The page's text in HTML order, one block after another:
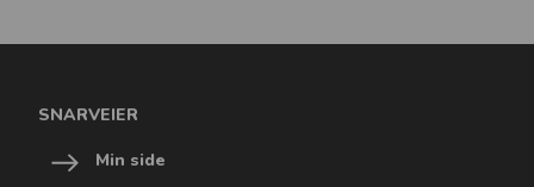
SNARVEIER
Min side